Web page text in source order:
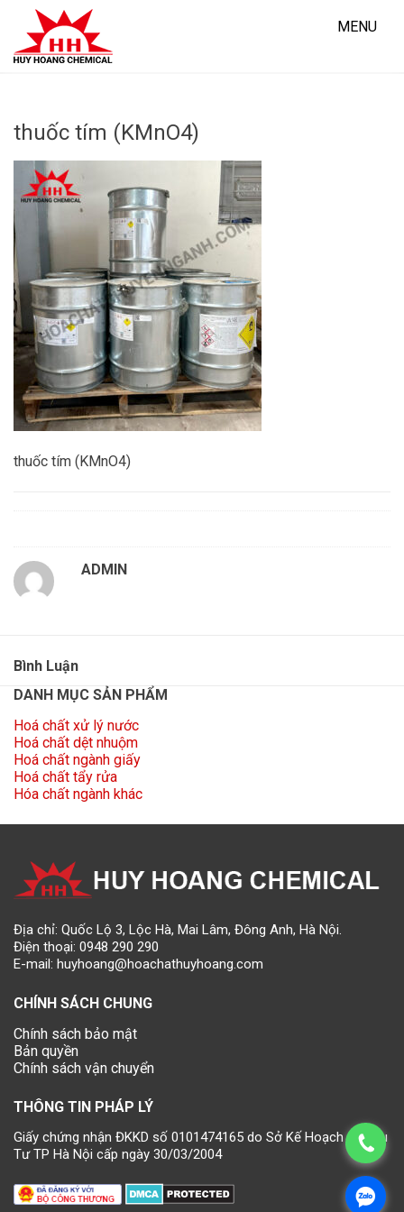
content
MENU
thuốc tím (KMnO4)
thuốc tím (KMnO4)
ADMIN
Bình Luận
DANH MỤC SẢN PHẨM
Hoá chất xử lý nước
Hoá chất dệt nhuộm
Hoá chất ngành giấy
Hoá chất tẩy rửa
Hóa chất ngành khác
Địa chỉ: Quốc Lộ 3, Lộc Hà, Mai Lâm, Đông Anh, Hà Nội.
Điện thoại: 0948 290 290
E-mail: huyhoang@hoachathuyhoang.com
CHÍNH SÁCH CHUNG
Chính sách bảo mật
Bản quyền
Chính sách vận chuyển
THÔNG TIN PHÁP LÝ
Giấy chứng nhận ĐKKD số 0101474165 do Sở Kế Hoạch và Đầu
Tư TP Hà Nội cấp ngày 30/03/2004